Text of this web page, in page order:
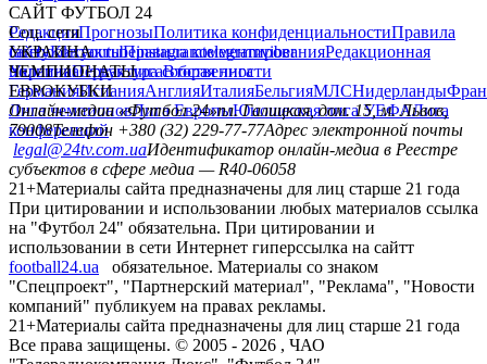
САЙТ ФУТБОЛ 24
РедакцияПрогнозыПолитика конфиденциальностиПравила
сайтуКонтактыПравила комментированияРедакционная
политикаСтруктура собственности
Соц. сети
facebookxyoutubeinstagramtelegramviber
УКРАИНА
УкраинаПервая лигаВторая лига
ЧЕМПИОНАТЫ
ГерманияИспанияАнглияИталияБельгияМЛСНидерланды
ЕВРОКУБКИ
Лига чемпионовЛига ЕвропыЮношеская лига УЕФАЛига
конференций
Онлайн-медиа «Футбол 24»пл. Галицкая, дом. 15, м. Львов,
79008Телефон +380 (32) 229-77-77Адрес электронной почты
legal@24tv.com.uaИдентификатор онлайн-медиа в Реестре
субъектов в сфере медиа — R40-06058
21+Материалы сайта предназначены для лиц старше 21 года
При цитировании и использовании любых материалов ссылка
на "Футбол 24" обязательна. При цитировании и
использовании в сети Интернет гиперссылка на сайтт
football24.ua
обязательное. Материалы со знаком
"Спецпроект", "Партнерский материал", "Реклама", "Новости
компаний" публикуем на правах рекламы.
21+Материалы сайта предназначены для лиц старше 21 года
Все права защищены. © 2005 - 2026 , ЧАО